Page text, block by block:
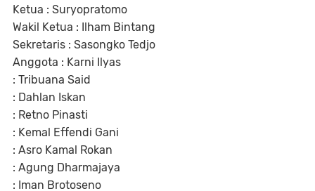
Ketua : Suryopratomo
Wakil Ketua : Ilham Bintang
Sekretaris : Sasongko Tedjo
Anggota : Karni Ilyas
: Tribuana Said
: Dahlan Iskan
: Retno Pinasti
: Kemal Effendi Gani
: Asro Kamal Rokan
: Agung Dharmajaya
: Iman Brotoseno